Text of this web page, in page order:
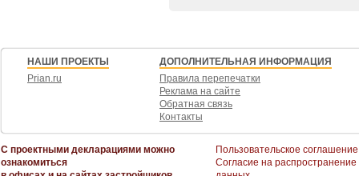
НАШИ ПРОЕКТЫ
Prian.ru
ДОПОЛНИТЕЛЬНАЯ ИНФОРМАЦИЯ
Правила перепечатки
Реклама на сайте
Обратная связь
Контакты
С проектными декларациями можно
ознакомиться
Пользовательское соглашение
Согласие на